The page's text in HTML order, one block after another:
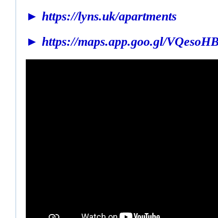
► https://lyns.uk/apartments
► https://maps.app.goo.gl/